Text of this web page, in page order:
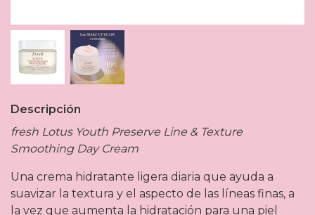
Descripción
fresh Lotus Youth Preserve Line & Texture
Smoothing Day Cream
Una crema hidratante ligera diaria que ayuda a
suavizar la textura y el aspecto de las líneas finas, a
la vez que aumenta la hidratación para una piel